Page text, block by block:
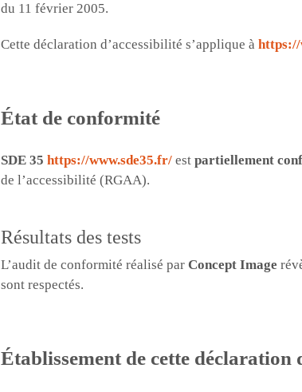
du 11 février 2005.
Cette déclaration d’accessibilité s’applique à https://
État de conformité
SDE 35 https://www.sde35.fr/ est partiellement
de l’accessibilité (RGAA).
Résultats des tests
L’audit de conformité réalisé par Concept Image
sont respectés.
Établissement de cette déclaration